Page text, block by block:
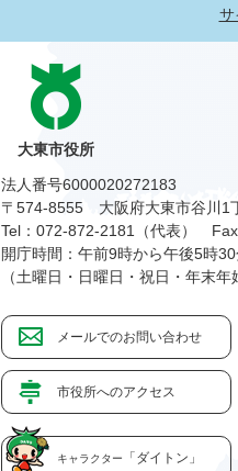
サ
大東市役所
法人番号6000020272183
〒574-8555 大阪府大東市谷川1
Tel：072-872-2181（代表）
開庁時間：午前9時から午後5時
（土曜日・日曜日・祝日・年末年
メールでのお問い合わせ
市役所へのアクセス
キャラクター 「ダイトン」